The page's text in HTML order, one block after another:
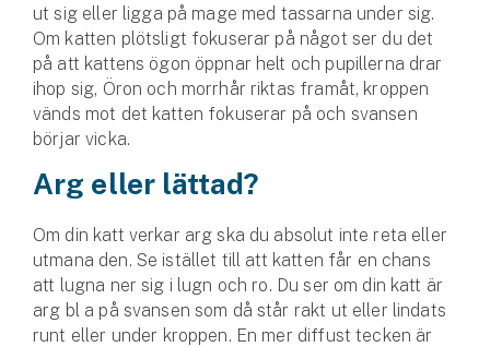
Villaförsäkring
Bostadsrättsförsäkring
Hyresrättsförsäkring
Fritidshusförsäkring
Företagsförsäkring
Bilförsäkring för företag
ut sig eller ligga på mage med tassarna under sig.
Om katten plötsligt fokuserar på något ser du det
på att kattens ögon öppnar helt och pupillerna drar
ihop sig, Öron och morrhår riktas framåt, kroppen
vänds mot det katten fokuserar på och svansen
börjar vicka.
Arg eller lättad?
Om din katt verkar arg ska du absolut inte reta eller
utmana den. Se istället till att katten får en chans
att lugna ner sig i lugn och ro. Du ser om din katt är
arg bl a på svansen som då står rakt ut eller lindats
runt eller under kroppen. En mer diffust tecken är